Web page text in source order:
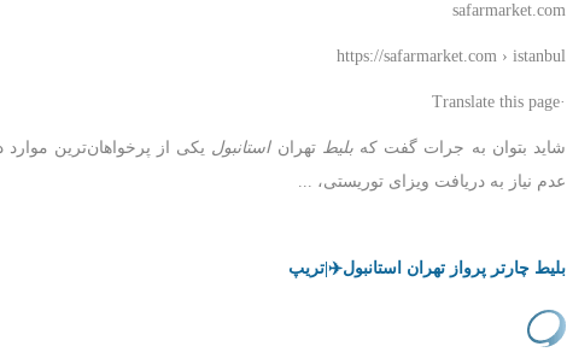
safarmarket.com
https://safarmarket.com › istanbul
·Translate this page
شاید بتوان به جرات گفت کهبلیط تهراناستانبول یکی از پرخواهان‌ترین موارد
عدم نیاز به دریافت ویزای توریستی، ...
بلیط چارتر پرواز تهران استانبول✈️|تریپ